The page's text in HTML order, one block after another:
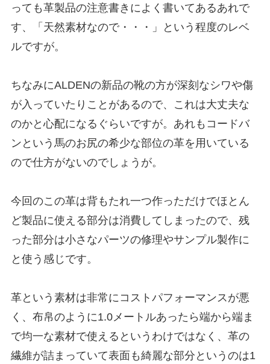
っても革製品の注意書きによく書いてあるあれで
す、「天然素材なので・・・」という程度のレベ
ルですが。
ちなみにALDENの新品の靴の方が深刻なシワや傷
が入っていたりことがあるので、これは大丈夫な
のかと心配になるぐらいですが。あれもコードバ
ンという馬のお尻の希少な部位の革を用いている
ので仕方がないのでしょうが。
今回のこの革は背もたれ一つ作っただけでほとん
ど製品に使える部分は消費してしまったので、残
った部分は小さなパーツの修理やサンプル製作に
と使う感じです。
革という素材は非常にコストパフォーマンスが悪
く、布帛のように1.0メートルあったら端から端ま
で均一な素材で使えるというわけではなく、革の
繊維が詰まっていて表面も綺麗な部分というのは1